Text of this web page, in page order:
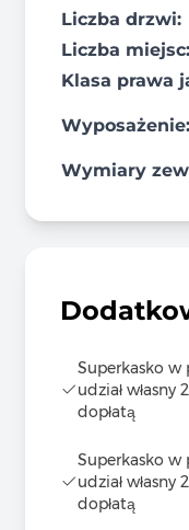
Liczba drzwi:
Liczba miejsc:
Klasa prawa
Wyposażenie:
Wymiary
Superkasko w
udział
dopłatą
Superkasko w
udział
dopłatą